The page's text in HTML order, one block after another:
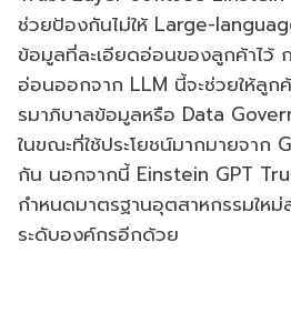
ช่วยป้องกันไม่ให้ Large-
ข้อมูลที่ละเอียดอ่อนของลูกค้าไว้
อ่อนออกจาก LLM นี้จะช่วยให้ลูก
รมาภิบาลข้อมูลหรือ Data
ในขณะที่ใช้ประโยชน์มากมายจาก
กัน นอกจากนี้ Einstein GPT
กำหนดมาตรฐานอุตสาหกรรมให
ระดับองค์กรอีกด้วย